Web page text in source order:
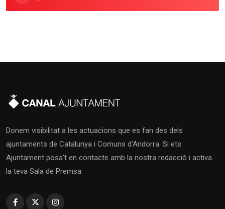
Donem visibilitat a les actuacions que es fan des dels
ajuntaments de Catalunya i Comuns d'Andorra. Si ets
Ajuntament posa't en contacte amb la nostra redacció i activa
la teva Sala de Premsa.